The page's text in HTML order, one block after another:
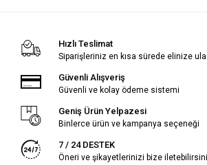
Hızlı Teslimat
Siparişleriniz en kısa sürede elinize
Güvenli Alışveriş
Güvenli ve kolay ödeme sistemi
Geniş Ürün Yelpazesi
Binlerce ürün ve kampanya seçeneği
7 / 24 DESTEK
Öneri ve şikayetlerinizi bize